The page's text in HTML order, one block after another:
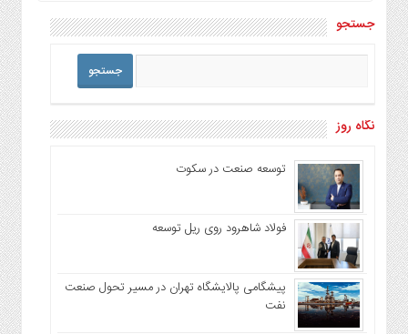
جستجو
نگاه روز
توسعه صنعت در سکوت
فولاد شاهرود روی ریل توسعه
پیشگامی پالایشگاه تهران در مسیر تحول صنعت
نفت